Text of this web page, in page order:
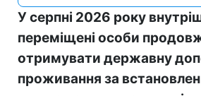
У серпні 2026 року
переміщені особи
отримувати державну
проживання за